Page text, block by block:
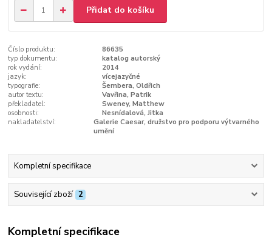
Přidat do košíku
Číslo produktu:
86635
typ dokumentu:
katalog autorský
rok vydání:
2014
jazyk:
vícejazyčné
typografie:
Šembera, Oldřich
autor textu:
Vavřina, Patrik
překladatel:
Sweney, Matthew
osobnosti:
Nesnídalová, Jitka
nakladatelství:
Galerie Caesar, družstvo pro podporu výtvarného
umění
Kompletní specifikace
Související zboží 2
Kompletní specifikace